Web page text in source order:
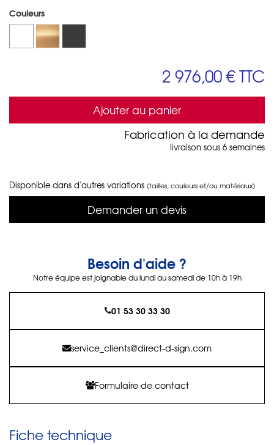
Couleurs
2 976,00 €TTC
Ajouter au panier
Fabrication à la demande
livraison sous 6 semaines
Disponible dans d'autres variations (tailles, couleurs et/ou matériaux)
Demander un devis
Besoin d'aide ?
Notre équipe est joignable du lundi au samedi de 10h à 19h
01 53 30 33 30
service_clients@direct-d-sign.com
Formulaire de contact
Fiche technique